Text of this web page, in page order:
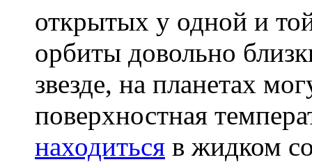
открытых у одной и
орбиты довольно
звезде, на планетах
поверхностная
находиться в жидком